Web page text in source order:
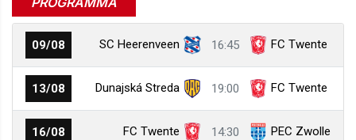
09/08 SC Heerenveen 16:45 FC Twente
13/08 Dunajská Streda 19:00 FC Twente
16/08 FC Twente 14:30 PEC Zwolle